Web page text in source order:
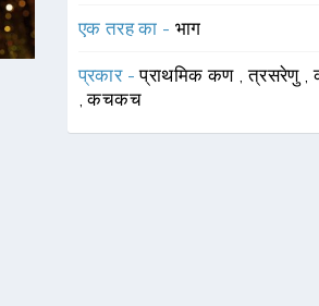
एक तरह का - भाग
प्रकार -प्राथमिक कण ,त्रसरेणु ,
,कचकच